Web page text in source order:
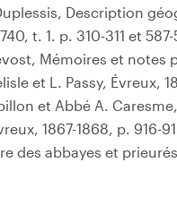
Description
t. 1. p. 310-311 et
Mémoires et notes
et L. Passy, Évreux,
et Abbé A.
1867-1868, p. 916-
des abbayes et